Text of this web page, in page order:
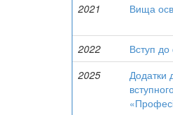
2021
Вища
2022
Вступ
2025
Додатки